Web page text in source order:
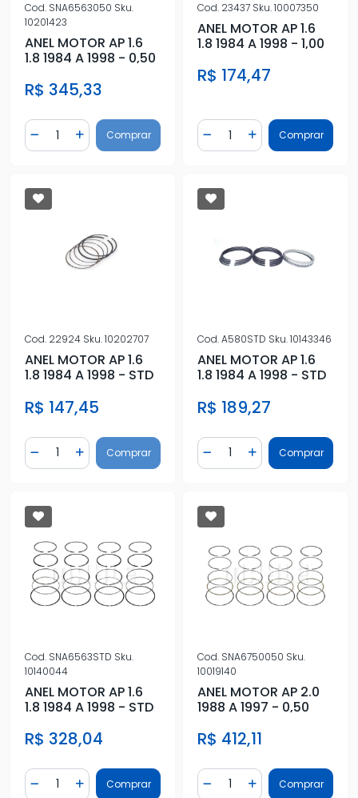
Cod. SNA6563050 Sku.
10201423
ANEL MOTOR AP 1.6
1.8 1984 A 1998 - 0,50
R$ 345,33
Diminuir Quantidade
Quantidade
Adicionar Quantidade
Comprar
Cod. 23437 Sku.10007350
ANEL MOTOR AP 1.6
1.8 1984 A 1998 - 1,00
R$ 174,47
Diminuir Quantidade
Quantidade
AdicionarComprar
Cod. 22924 Sku.10202707
ANEL MOTOR AP 1.6
1.8 1984 A 1998 - STD
R$ 147,45
Diminuir Quantidade
Quantidade
Adicionar Quantidade
Comprar
Cod.A580STD Sku.10143346
ANEL MOTOR AP 1.6
1.8 1984 A 1998 - STD
R$ 189,27
Diminuir Quantidade
Quantidade
AdicionarComprar
Cod. SNA6563STD Sku.
10140044
ANEL MOTOR AP 1.6
1.8 1984 A 1998 - STD
R$ 328,04
Diminuir Quantidade
Quantidade
Adicionar Quantidade
Comprar
Cod. SNA6750050 Sku.
10019140
ANEL MOTOR AP 2.0
1988 A 1997 - 0,50
R$ 412,11
Diminuir Quantidade
Quantidade
AdicionarComprar